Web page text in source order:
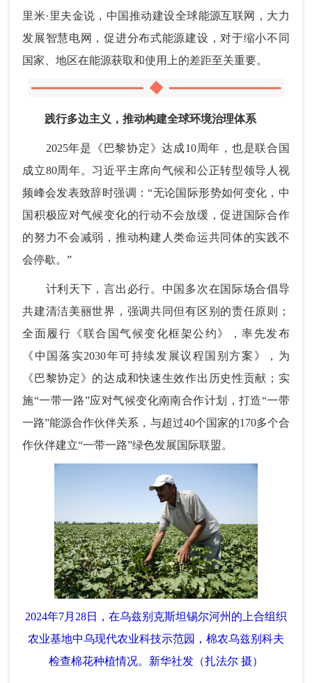
里米·里夫金说，中国推动建设全球能源互联网，大力
发展智慧电网，促进分布式能源建设，对于缩小不同
国家、地区在能源获取和使用上的差距至关重要。
践行多边主义，推动构建全球环境治理体系
2025年是《巴黎协定》达成10周年，也是联合国
成立80周年。习近平主席向气候和公正转型领导人视
频峰会发表致辞时强调：“无论国际形势如何变化，中
国积极应对气候变化的行动不会放缓，促进国际合作
的努力不会减弱，推动构建人类命运共同体的实践不
会停歇。”
计利天下，言出必行。中国多次在国际场合倡导
共建清洁美丽世界，强调共同但有区别的责任原则；
全面履行《联合国气候变化框架公约》，率先发布
《中国落实2030年可持续发展议程国别方案》，为
《巴黎协定》的达成和快速生效作出历史性贡献；实
施“一带一路”应对气候变化南南合作计划，打造“一带
一路”能源合作伙伴关系，与超过40个国家的170多个合
作伙伴建立“一带一路”绿色发展国际联盟。
2024年7月28日，在乌兹别克斯坦锡尔河州的上合组织
农业基地中乌现代农业科技示范园，棉农乌兹别科夫
检查棉花种植情况。新华社发（扎法尔 摄）